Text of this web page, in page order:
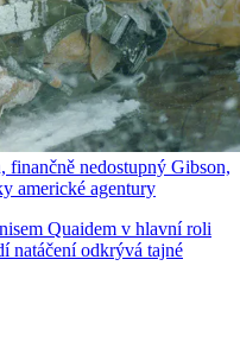
nedostupný Gibson,
americké agentury
Quaidem v hlavní roli
natáčení odkrývá tajné